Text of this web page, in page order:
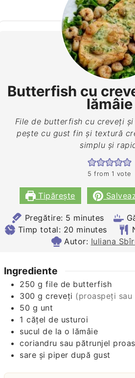
Butterfish cu
lămâie
File de butterfish cu creveţi şi
pește cu gust fin și textură
simplu și
5 from 1 vote
Tipărește
Pregătire: 5 minutes
minutes
Timp total: 20minutes
minutes
Autor: Iuliana
Ingrediente
250 g file de butterfish
300 g creveţi (proaspeți sau
50 g unt
1 căţel de usturoi
sucul de la o lămâie
coriandru sau pătrunjel
sare şi piper după gust